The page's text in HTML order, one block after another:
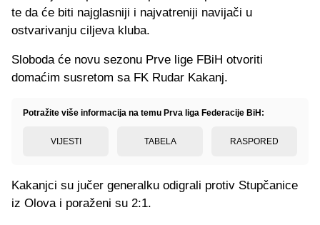
te da će biti najglasniji i najvatreniji navijači u
ostvarivanju ciljeva kluba.
Sloboda će novu sezonu Prve lige FBiH otvoriti
domaćim susretom sa FK Rudar Kakanj.
Potražite više informacija na temu Prva liga Federacije BiH:
VIJESTI TABELA RASPORED
Kakanjci su jučer generalku odigrali protiv Stupčanice
iz Olova i poraženi su 2:1.